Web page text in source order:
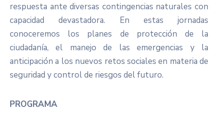
respuesta ante diversas contingencias naturales con
capacidad devastadora. En estas jornadas
conoceremos los planes de protección de la
ciudadanía, el manejo de las emergencias y la
anticipación a los nuevos retos sociales en materia de
seguridad y control de riesgos del futuro.
PROGRAMA